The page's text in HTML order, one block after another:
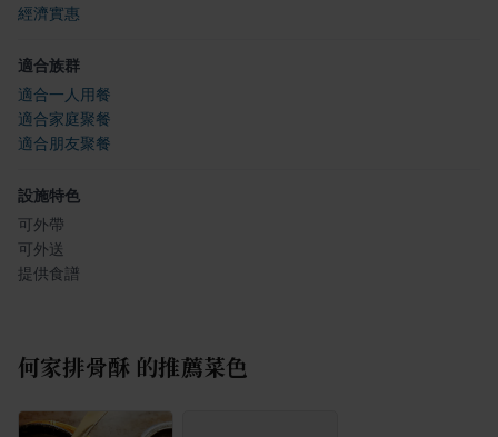
經濟實惠
適合族群
適合一人用餐
適合家庭聚餐
適合朋友聚餐
設施特色
可外帶
可外送
提供食譜
何家排骨酥 的推薦菜色